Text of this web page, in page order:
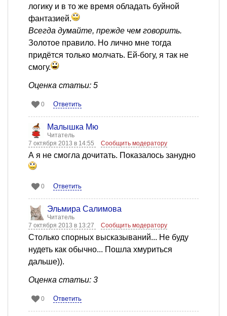
логику и в то же время обладать буйной
фантазией.
Всегда думайте, прежде чем говорить.
Золотое правило. Но лично мне тогда
придётся только молчать. Ей-богу, я так не
смогу.
Оценка статьи: 5
0 Ответить
Малышка Мю
Читатель
7 октября 2013 в 14:55
Сообщить модератору
А я не смогла дочитать. Показалось занудно
0 Ответить
Эльмира Салимова
Читатель
7 октября 2013 в 13:27
Сообщить модератору
Столько спорных высказываний... Не буду
нудеть как обычно... Пошла хмуриться
дальше)).
Оценка статьи: 3
0 Ответить